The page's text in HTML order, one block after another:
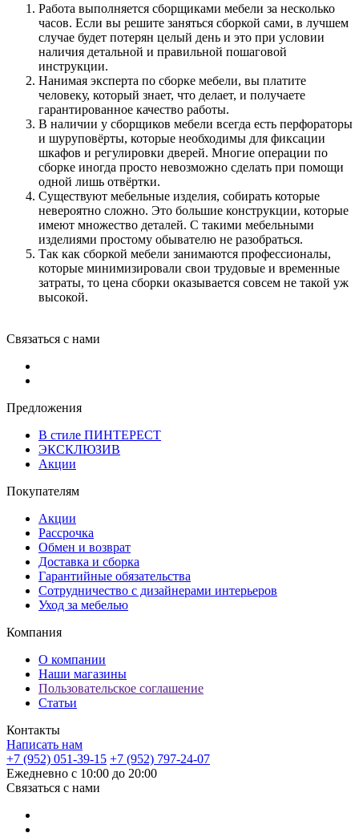
Работа выполняется сборщиками мебели за несколько
часов. Если вы решите заняться сборкой сами, в лучшем
случае будет потерян целый день и это при условии
наличия детальной и правильной пошаговой
инструкции.
Нанимая эксперта по сборке мебели, вы платите
человеку, который знает, что делает, и получаете
гарантированное качество работы.
В наличии у сборщиков мебели всегда есть перфораторы
и шуруповёрты, которые необходимы для фиксации
шкафов и регулировки дверей. Многие операции по
сборке иногда просто невозможно сделать при помощи
одной лишь отвёртки.
Существуют мебельные изделия, собирать которые
невероятно сложно. Это большие конструкции, которые
имеют множество деталей. С такими мебельными
изделиями простому обывателю не разобраться.
Так как сборкой мебели занимаются профессионалы,
которые минимизировали свои трудовые и временные
затраты, то цена сборки оказывается совсем не такой уж
высокой.
Связаться с нами
Предложения
В стиле ПИНТЕРЕСТ
ЭКСКЛЮЗИВ
Акции
Покупателям
Акции
Рассрочка
Обмен и возврат
Доставка и сборка
Гарантийные обязательства
Сотрудничество с дизайнерами интерьеров
Уход за мебелью
Компания
О компании
Наши магазины
Пользовательское соглашение
Статьи
Контакты
Написать нам
+7 (952) 051-39-15 +7 (952) 797-24-07
Ежедневно с 10:00 до 20:00
Связаться с нами